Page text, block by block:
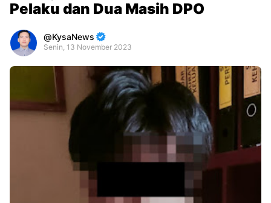
Pelaku dan Dua Masih DPO
KysaNews
Senin, 13 November 2023
Premium
Design